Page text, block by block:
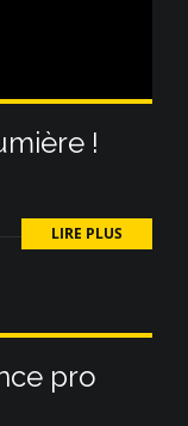
!
LIRE PLUS
pro